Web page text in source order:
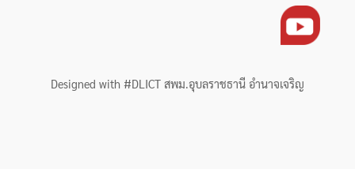
Designed with #DLICT สพม.อุบลราชธานี อำนาจเจริญ